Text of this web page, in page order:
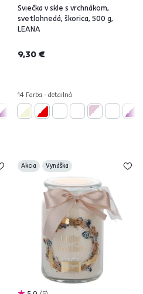
Sviečka v skle s vrchnákom,
svetlohnedá, škorica, 500 g,
LEANA
9,30 €
14 Farba - detailná
Akcia Vynáška